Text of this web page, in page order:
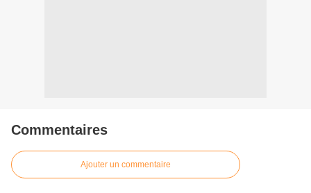
Commentaires
Ajouter un commentaire